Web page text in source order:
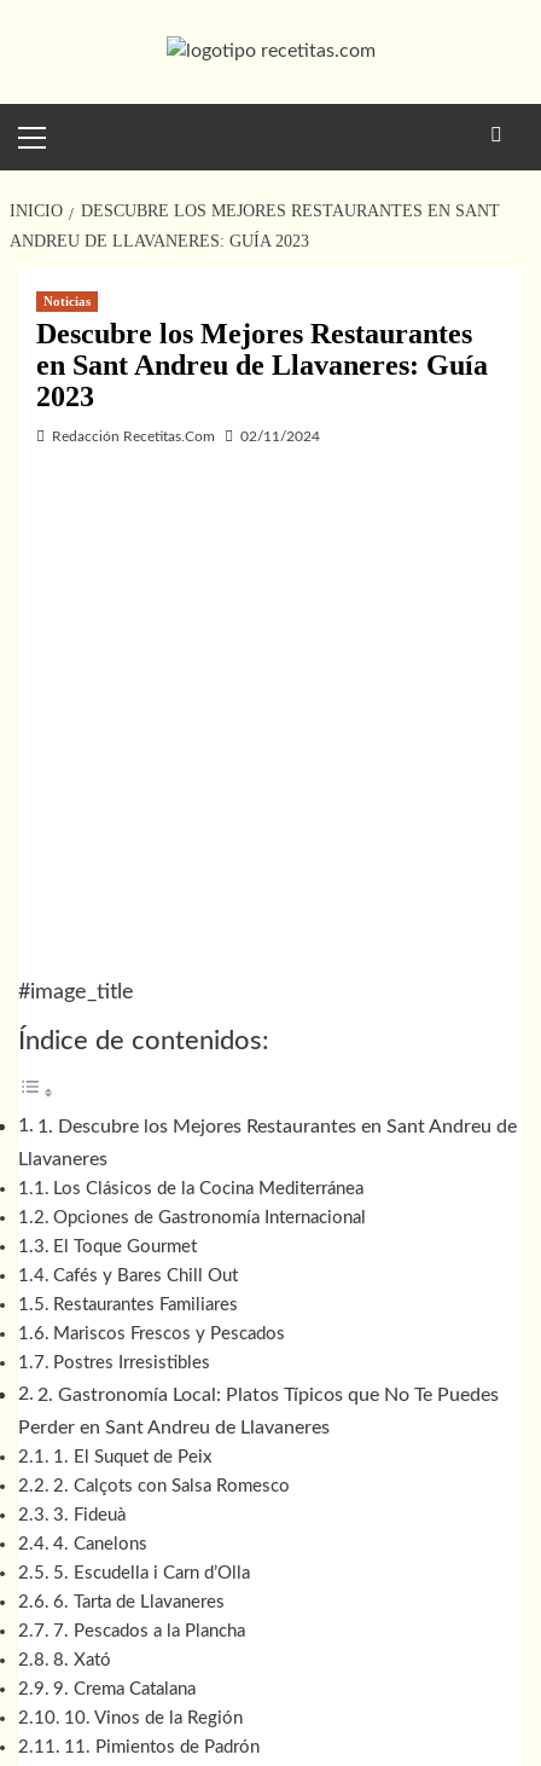
principal
INICIO
DESCUBRE LOS MEJORES RESTAURANTES EN SANT
ANDREU DE LLAVANERES: GUÍA 2023
Noticias
Descubre los Mejores Restaurantes
en Sant Andreu de Llavaneres: Guía
2023
Redacción Recetitas.Com 02/11/2024
#image_title
Índice de contenidos:
1. Descubre los Mejores Restaurantes en Sant Andreu de
Llavaneres
Los Clásicos de la Cocina Mediterránea
Opciones de Gastronomía Internacional
El Toque Gourmet
Cafés y Bares Chill Out
Restaurantes Familiares
Mariscos Frescos y Pescados
Postres Irresistibles
2. Gastronomía Local: Platos Típicos que No Te Puedes
Perder en Sant Andreu de Llavaneres
1. El Suquet de Peix
2. Calçots con Salsa Romesco
3. Fideuà
4. Canelons
5. Escudella i Carn d’Olla
6. Tarta de Llavaneres
7. Pescados a la Plancha
8. Xató
9. Crema Catalana
10. Vinos de la Región
11. Pimientos de Padrón